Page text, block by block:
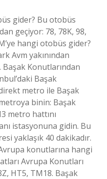
gider? Bu otobüs
geçiyor: 78, 78K, 98,
hangi otobüs gider?
Avm yakınından
Başak Konutlarından
Başak
direkt metro ile Başak
binin: Başak
metro hattını
istasyonuna gidin. Bu
yaklaşık 40 dakikadır.
konutlarına hangi
Avrupa Konutları
HT5, TM18. Başak